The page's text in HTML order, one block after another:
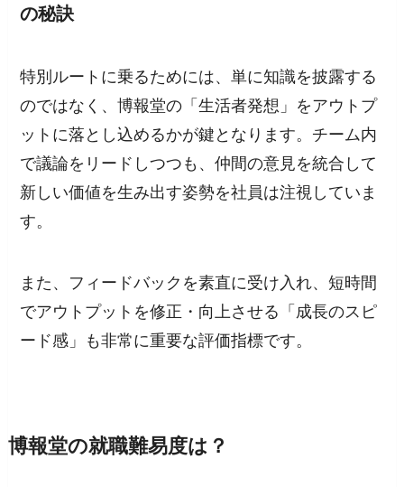
の秘訣
特別ルートに乗るためには、単に知識を披露する
のではなく、博報堂の「生活者発想」をアウトプ
ットに落とし込めるかが鍵となります。チーム内
で議論をリードしつつも、仲間の意見を統合して
新しい価値を生み出す姿勢を社員は注視していま
す。
また、フィードバックを素直に受け入れ、短時間
でアウトプットを修正・向上させる「成長のスピ
ード感」も非常に重要な評価指標です。
博報堂の就職難易度は？